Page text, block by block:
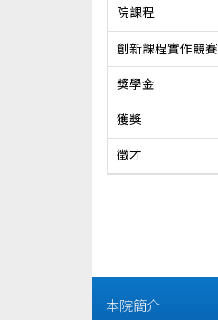
院課程
創新課程實作競賽
獎學金
獲獎
徵才
本院簡介